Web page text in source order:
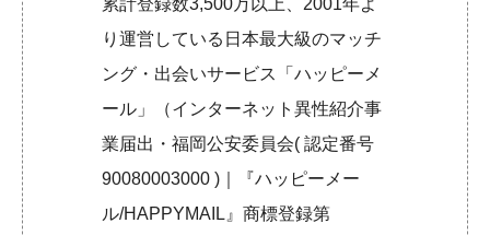
り運営している日本最大級のマッチ
ング・出会いサービス「ハッピーメ
ール」（インターネット異性紹介事
業届出・福岡公安委員会( 認定番号
90080003000 )｜『ハッピーメー
ル/HAPPYMAIL』商標登録第